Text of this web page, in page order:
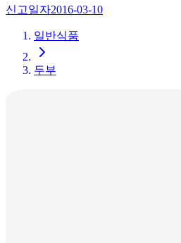
신고일자2016-03-10
일반식품
두부